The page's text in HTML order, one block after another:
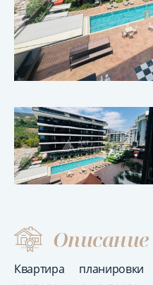
Описание
Квартира